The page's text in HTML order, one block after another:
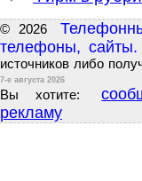
© 2026
телефоны, сайты.
источников либо
7-е августа 2026
Вы хотите:
рекламу